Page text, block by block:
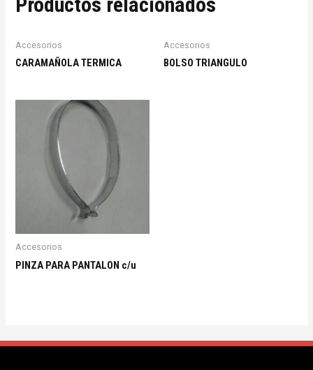
Accesorios
CARAMAÑOLA TERMICA
Accesorios
BOLSO TRIANGULO
Accesorios
PINZA PARA PANTALON c/u